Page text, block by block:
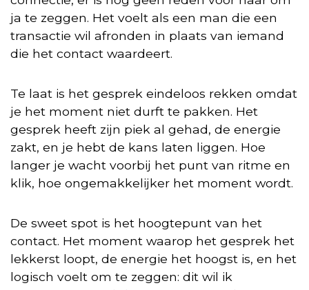
ja te zeggen. Het voelt als een man die een
transactie wil afronden in plaats van iemand
die het contact waardeert.
Te laat is het gesprek eindeloos rekken omdat
je het moment niet durft te pakken. Het
gesprek heeft zijn piek al gehad, de energie
zakt, en je hebt de kans laten liggen. Hoe
langer je wacht voorbij het punt van ritme en
klik, hoe ongemakkelijker het moment wordt.
De sweet spot is het hoogtepunt van het
contact. Het moment waarop het gesprek het
lekkerst loopt, de energie het hoogst is, en het
logisch voelt om te zeggen: dit wil ik